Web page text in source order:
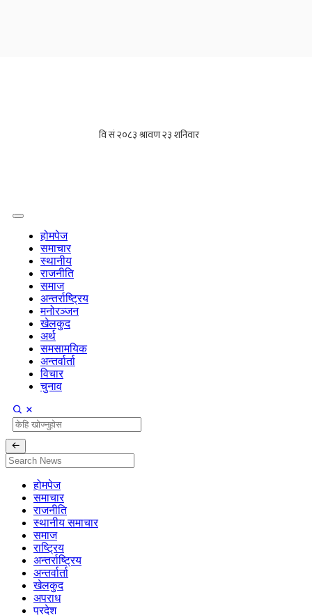
होमपेज
समाचार
स्थानीय
राजनीति
समाज
अन्तर्राष्ट्रिय
मनोरञ्जन
खेलकुद
अर्थ
समसामयिक
अन्तर्वार्ता
विचार
चुनाव
होमपेज
समाचार
राजनीति
स्थानीय समाचार
समाज
राष्ट्रिय
अन्तर्राष्ट्रिय
अन्तर्वार्ता
खेलकुद
अपराध
प्रदेश